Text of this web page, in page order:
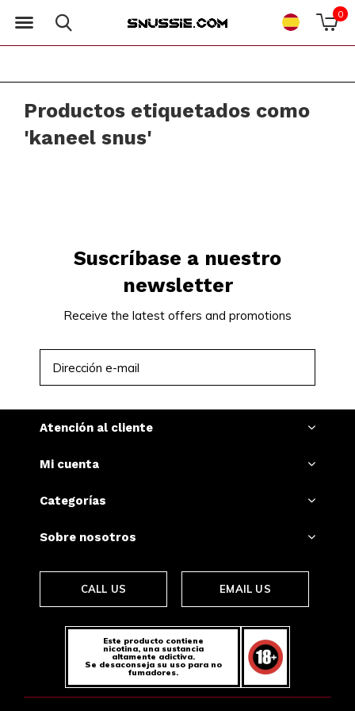
0
Productos etiquetados como
'kaneel snus'
Suscríbase a nuestro
newsletter
Receive the latest offers and promotions
Atención al cliente
Mi cuenta
Categorías
Sobre nosotros
CALL US EMAIL US
Este producto contiene
nicotina, una sustancia
altamente adictiva.
Se desaconseja su uso para no
fumadores.